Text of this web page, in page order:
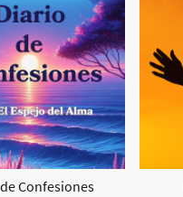
Confesiones